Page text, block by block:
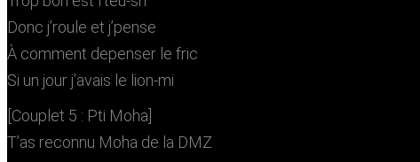
Donc j’roule et j’pense
À comment depenser le fric
Si un jour j’avais le lion-mi
[Couplet 5 : Pti Moha]
T’as reconnu Moha de la DMZ